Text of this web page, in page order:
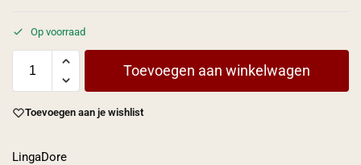
Op voorraad
Toevoegen aan winkelwagen
Toevoegen aan je wishlist
LingaDore